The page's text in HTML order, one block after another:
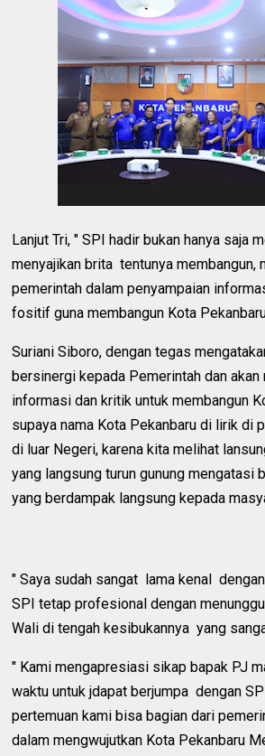
Lanjut Tri, " SPI hadir bukan hanya saja
menyajikan brita tentunya membangun,
pemerintah dalam penyampaian
fositif guna membangun Kota
Suriani Siboro, dengan tegas
bersinergi kepada Pemerintah dan akan
informasi dan kritik untuk membangun
supaya nama Kota Pekanbaru di lirik di
di luar Negeri, karena kita melihat
yang langsung turun gunung mengatasi
yang berdampak langsung kepada
" Saya sudah sangat lama kenal
SPI tetap profesional dengan
Wali di tengah kesibukannya yang
" Kami mengapresiasi sikap bapak PJ
waktu untuk jdapat berjumpa dengan
pertemuan kami bisa bagian dari
dalam mengwujutkan Kota Pekanbaru